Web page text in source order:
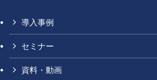
導入事例
セミナー
資料・動画